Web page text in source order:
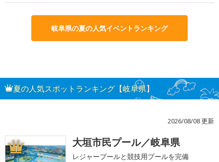
岐阜県の夏の人気イベントランキング
夏の人気スポットランキング【岐阜県】
2026/08/08 更新
1 大垣市民プール／岐阜県
レジャープールと競技用プールを完備